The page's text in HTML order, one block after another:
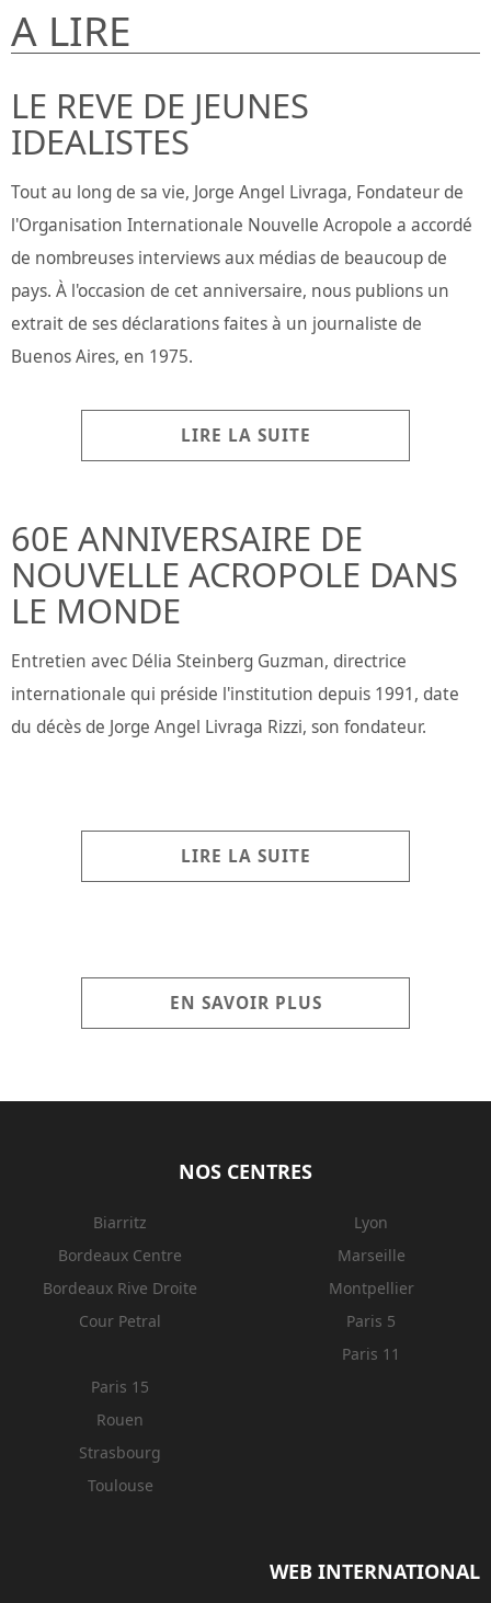
A LIRE
LE REVE DE JEUNES
IDEALISTES
Tout au long de sa vie, Jorge Angel Livraga, Fondateur de
l'Organisation Internationale Nouvelle Acropole a accordé
de nombreuses interviews aux médias de beaucoup de
pays. À l'occasion de cet anniversaire, nous publions un
extrait de ses déclarations faites à un journaliste de
Buenos Aires, en 1975.
LIRE LA SUITE
60E ANNIVERSAIRE DE
NOUVELLE ACROPOLE DANS
LE MONDE
Entretien avec Délia Steinberg Guzman, directrice
internationale qui préside l'institution depuis 1991, date
du décès de Jorge Angel Livraga Rizzi, son fondateur.
LIRE LA SUITE
EN SAVOIR PLUS
NOS CENTRES
Biarritz
Bordeaux Centre
Bordeaux Rive Droite
Cour Petral
Lyon
Marseille
Montpellier
Paris 5
Paris 11
Paris 15
Rouen
Strasbourg
Toulouse
WEB INTERNATIONAL